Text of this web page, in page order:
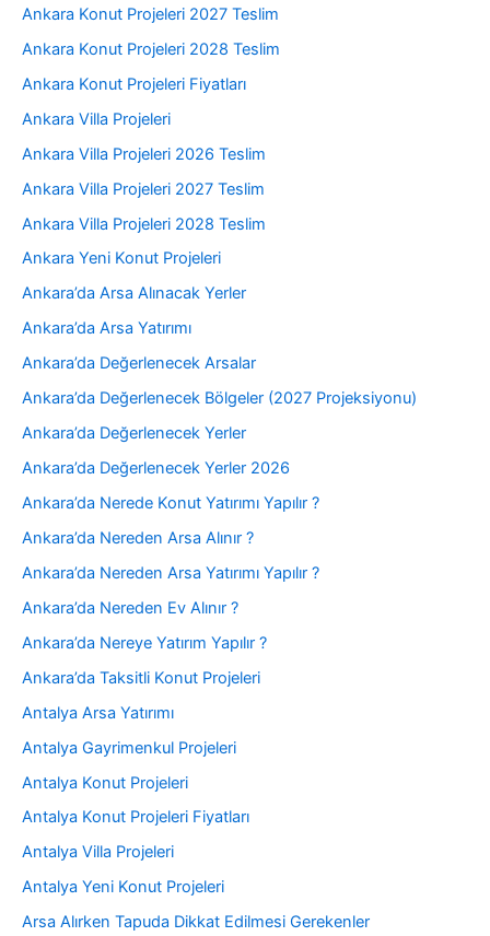
Ankara Konut Projeleri 2027 Teslim
Ankara Konut Projeleri 2028 Teslim
Ankara Konut Projeleri Fiyatları
Ankara Villa Projeleri
Ankara Villa Projeleri 2026 Teslim
Ankara Villa Projeleri 2027 Teslim
Ankara Villa Projeleri 2028 Teslim
Ankara Yeni Konut Projeleri
Ankara’da Arsa Alınacak Yerler
Ankara’da Arsa Yatırımı
Ankara’da Değerlenecek Arsalar
Ankara’da Değerlenecek Bölgeler (2027 Projeksiyonu)
Ankara’da Değerlenecek Yerler
Ankara’da Değerlenecek Yerler 2026
Ankara’da Nerede Konut Yatırımı Yapılır ?
Ankara’da Nereden Arsa Alınır ?
Ankara’da Nereden Arsa Yatırımı Yapılır ?
Ankara’da Nereden Ev Alınır ?
Ankara’da Nereye Yatırım Yapılır ?
Ankara’da Taksitli Konut Projeleri
Antalya Arsa Yatırımı
Antalya Gayrimenkul Projeleri
Antalya Konut Projeleri
Antalya Konut Projeleri Fiyatları
Antalya Villa Projeleri
Antalya Yeni Konut Projeleri
Arsa Alırken Tapuda Dikkat Edilmesi Gerekenler